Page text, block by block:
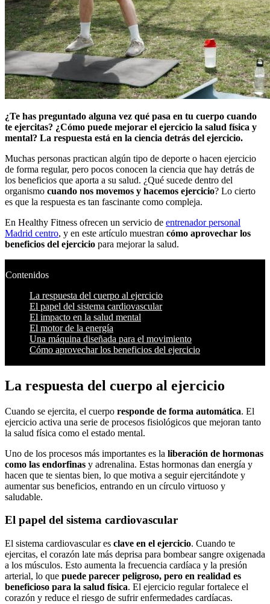
¿Te has preguntado alguna vez qué pasa en tu cuerpo cuando
te ejercitas? ¿Cómo puede mejorar el ejercicio la salud física y
mental? La respuesta está en la ciencia detrás del ejercicio.
Muchas personas practican algún tipo de deporte o hacen ejercicio
de forma regular, pero pocos conocen la ciencia que hay detrás de
los beneficios que aporta a su salud. ¿Qué sucede dentro del
organismo cuando nos movemos y hacemos ejercicio? Lo cierto
es que la respuesta es tan fascinante como compleja.
En Healthy Fitness ofrecen un servicio de entrenador personal
Madrid centro, y en este artículo muestran cómo aprovechar los
beneficios del ejercicio para mejorar la salud.
Contenidos
La respuesta del cuerpo al ejercicio
El papel del sistema cardiovascular
El impacto en la salud mental
El motor de la energía
Una máquina diseñada para el movimiento
Cómo aprovechar los beneficios del ejercicio
La respuesta del cuerpo al ejercicio
Cuando se ejercita, el cuerpo responde de forma automática. El
ejercicio activa una serie de procesos fisiológicos que mejoran tanto
la salud física como el estado mental.
Uno de los procesos más importantes es la liberación de hormonas
como las endorfinas y adrenalina. Estas hormonas dan energía y
hacen que te sientas bien, lo que motiva a seguir ejercitándote y
aumentar sus beneficios, entrando en un círculo virtuoso y
saludable.
El papel del sistema cardiovascular
El sistema cardiovascular es clave en el ejercicio. Cuando te
ejercitas, el corazón late más deprisa para bombear sangre oxigenada
a los músculos. Esto aumenta la frecuencia cardíaca y la presión
arterial, lo que puede parecer peligroso, pero en realidad es
beneficioso para la salud física. El ejercicio regular fortalece el
corazón y reduce el riesgo de sufrir enfermedades cardíacas.